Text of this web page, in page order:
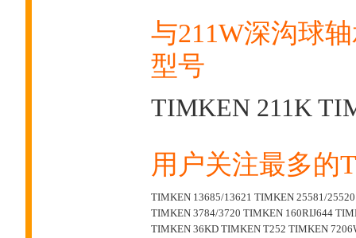
与211W深沟球
型号
TIMKEN 211K
用户关注最多的
TIMKEN 13685/13621 TIMKEN 25581/25520
TIMKEN 3784/3720 TIMKEN 160RIJ644
TIMKEN 36KD TIMKEN T252 TIMKEN